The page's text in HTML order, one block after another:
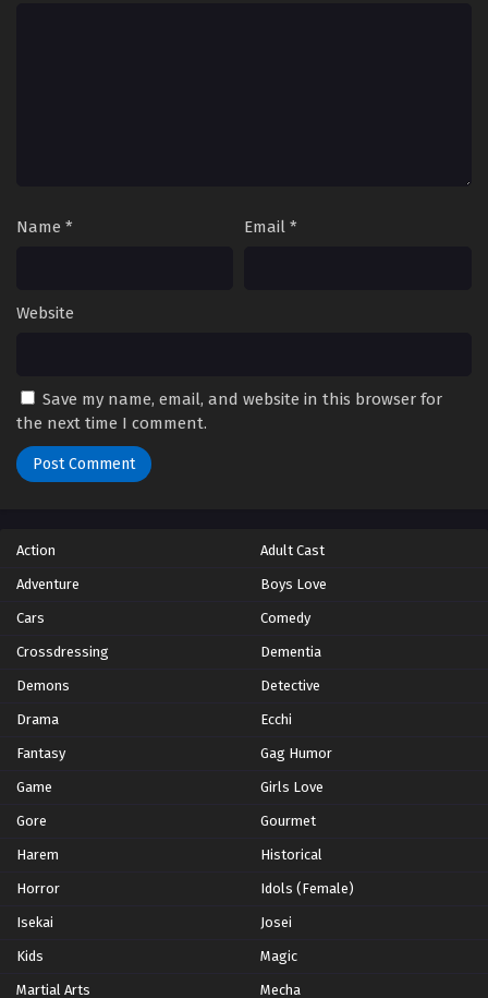
Name * Email *
Website
Save my name, email, and website in this browser for
the next time I comment.
Action Adult Cast
Adventure Boys Love
Cars Comedy
Crossdressing Dementia
Demons Detective
Drama Ecchi
Fantasy Gag Humor
Game Girls Love
Gore Gourmet
Harem Historical
Horror Idols (Female)
Isekai Josei
Kids Magic
Martial Arts Mecha